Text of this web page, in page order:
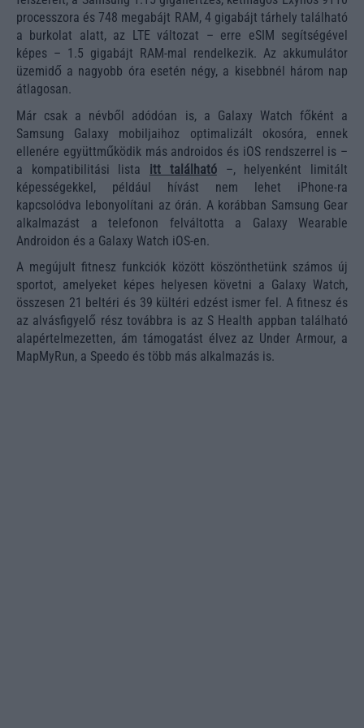
processzora és 748 megabájt RAM, 4 gigabájt tárhely található
a burkolat alatt, az LTE változat – erre eSIM segítségével
képes – 1.5 gigabájt RAM-mal rendelkezik. Az akkumulátor
üzemidő a nagyobb óra esetén négy, a kisebbnél három nap
átlagosan.
Már csak a névből adódóan is, a Galaxy Watch főként a
Samsung Galaxy mobiljaihoz optimalizált okosóra, ennek
ellenére együttműködik más androidos és iOS rendszerrel is –
a kompatibilitási lista itt található–, helyenként limitált
képességekkel, például hívást nem lehet iPhone-ra
kapcsolódva lebonyolítani az órán. A korábban Samsung Gear
alkalmazást a telefonon felváltotta a Galaxy Wearable
Androidon és a Galaxy Watch iOS-en.
A megújult fitnesz funkciók között köszönthetünk számos új
sportot, amelyeket képes helyesen követni a Galaxy Watch,
összesen 21 beltéri és 39 kültéri edzést ismer fel. A fitnesz és
az alvásfigyelő rész továbbra is az S Health appban található
alapértelmezetten, ám támogatást élvez az Under Armour, a
MapMyRun, a Speedo és több más alkalmazás is.